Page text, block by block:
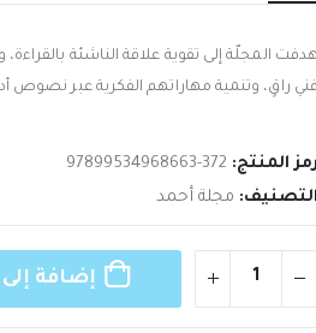
هدفت المجلّة إلى تقوية علاقة الناشئة
فني راقٍ، وتنمية مهاراتهم الفكرية عبر نصوص
رمز المنتج: 97899534968663-372
التصنيف: مجلة أحمد
إضافة